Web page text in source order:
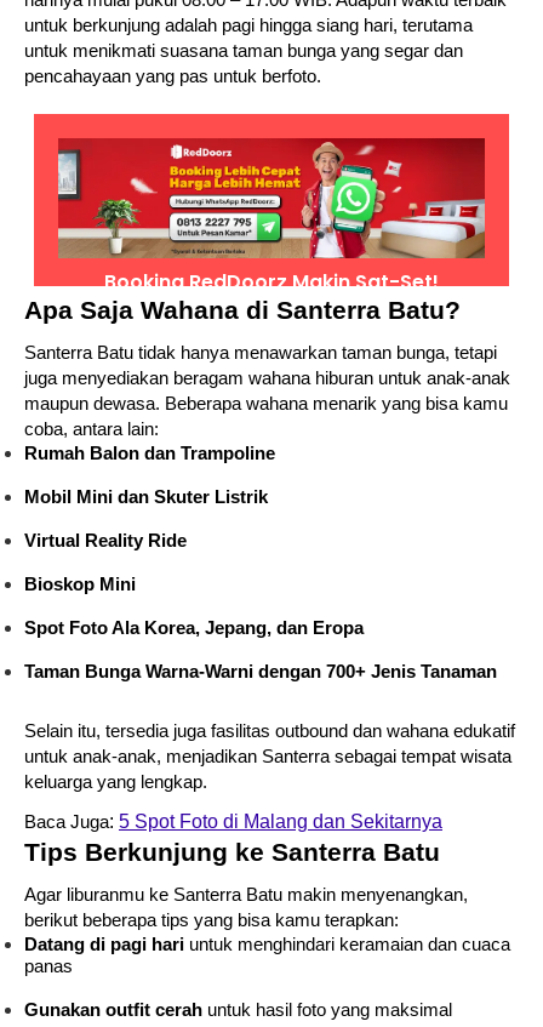
untuk berkunjung adalah pagi hingga siang hari, terutama
untuk menikmati suasana taman bunga yang segar dan
pencahayaan yang pas untuk berfoto.
Apa Saja Wahana di Santerra Batu?
Santerra Batu tidak hanya menawarkan taman bunga, tetapi
juga menyediakan beragam wahana hiburan untuk anak-anak
maupun dewasa. Beberapa wahana menarik yang bisa kamu
coba, antara lain:
Rumah Balon dan Trampoline
Mobil Mini dan Skuter Listrik
Virtual Reality Ride
Bioskop Mini
Spot Foto Ala Korea, Jepang, dan Eropa
Taman Bunga Warna-Warni dengan 700+ Jenis Tanaman
Selain itu, tersedia juga fasilitas outbound dan wahana edukatif
untuk anak-anak, menjadikan Santerra sebagai tempat wisata
keluarga yang lengkap.
Baca Juga: 5 Spot Foto di Malang dan Sekitarnya
Tips Berkunjung ke Santerra Batu
Agar liburanmu ke Santerra Batu makin menyenangkan,
berikut beberapa tips yang bisa kamu terapkan:
Datang di pagi hari untuk menghindari keramaian dan cuaca
panas
Gunakan outfit cerah untuk hasil foto yang maksimal